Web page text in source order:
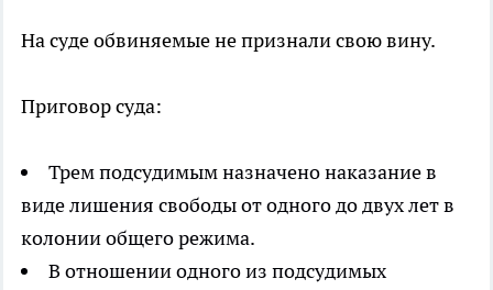
На суде обвиняемые не признали свою вину.
Приговор суда:
Трем подсудимым назначено наказание в
виде лишения свободы от одного до двух лет в
колонии общего режима.
В отношении одного из подсудимых